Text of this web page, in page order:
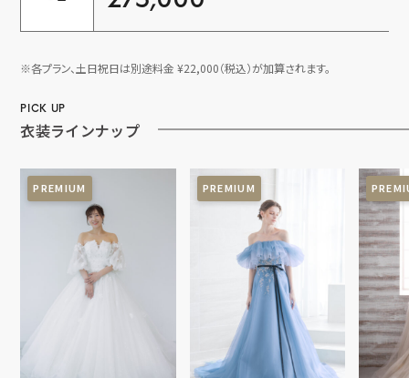
※各プラン、土日祝日は別途料金 ¥22,000（税込）が加算されます。
PICK UP
衣装ラインナップ
PREMIUM PREMIUM